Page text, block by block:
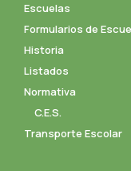
Escuelas
Formularios de
Historia
Listados
Normativa
C.E.S.
Transporte Escolar